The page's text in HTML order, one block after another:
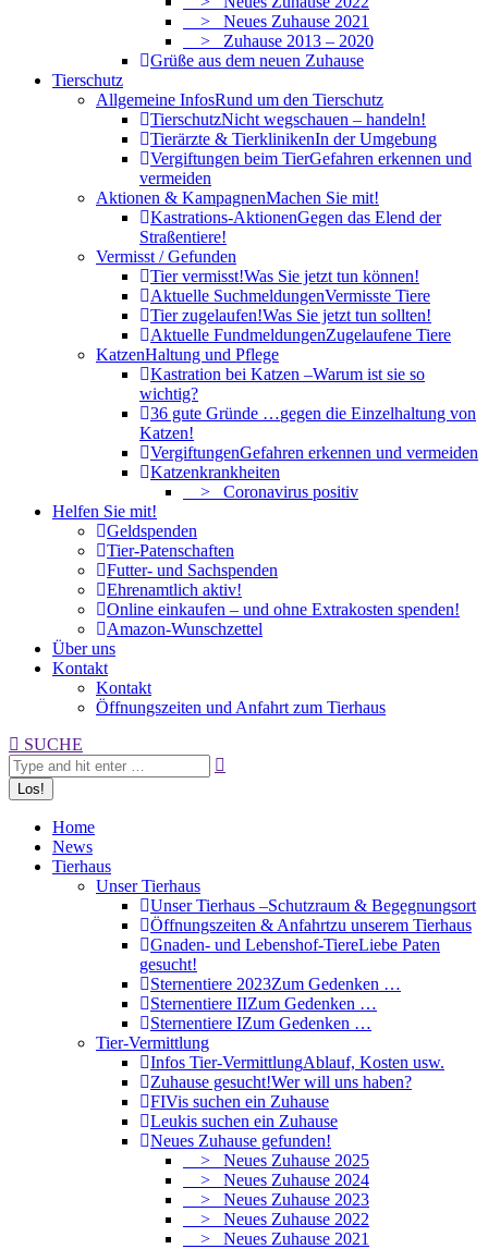
> Neues Zuhause 2021
> Zuhause 2013 – 2020
Grüße aus dem neuen Zuhause
Tierschutz
Allgemeine InfosRund um den Tierschutz
TierschutzNicht wegschauen – handeln!
Tierärzte & TierklinikenIn der Umgebung
Vergiftungen beim TierGefahren erkennen und
vermeiden
Aktionen & KampagnenMachen Sie mit!
Kastrations-AktionenGegen das Elend der
Straßentiere!
Vermisst / Gefunden
Tier vermisst!Was Sie jetzt tun können!
Aktuelle SuchmeldungenVermisste Tiere
Tier zugelaufen!Was Sie jetzt tun sollten!
Aktuelle FundmeldungenZugelaufene Tiere
KatzenHaltung und Pflege
Kastration bei Katzen –Warum ist sie so
wichtig?
36 gute Gründe …gegen die Einzelhaltung von
Katzen!
VergiftungenGefahren erkennen und vermeiden
Katzenkrankheiten
> Coronavirus positiv
Helfen Sie mit!
Geldspenden
Tier-Patenschaften
Futter- und Sachspenden
Ehrenamtlich aktiv!
Online einkaufen – und ohne Extrakosten spenden!
Amazon-Wunschzettel
Über uns
Kontakt
Kontakt
Öffnungszeiten und Anfahrt zum Tierhaus
Search:
SUCHE
Home
News
Tierhaus
Unser Tierhaus
Unser Tierhaus –Schutzraum & Begegnungsort
Öffnungszeiten & Anfahrtzu unserem Tierhaus
Gnaden- und Lebenshof-TiereLiebe Paten
gesucht!
Sternentiere 2023Zum Gedenken …
Sternentiere IIZum Gedenken …
Sternentiere IZum Gedenken …
Tier-Vermittlung
Infos Tier-VermittlungAblauf, Kosten usw.
Zuhause gesucht!Wer will uns haben?
FIVis suchen ein Zuhause
Leukis suchen ein Zuhause
Neues Zuhause gefunden!
> Neues Zuhause 2025
> Neues Zuhause 2024
> Neues Zuhause 2023
> Neues Zuhause 2022
> Neues Zuhause 2021